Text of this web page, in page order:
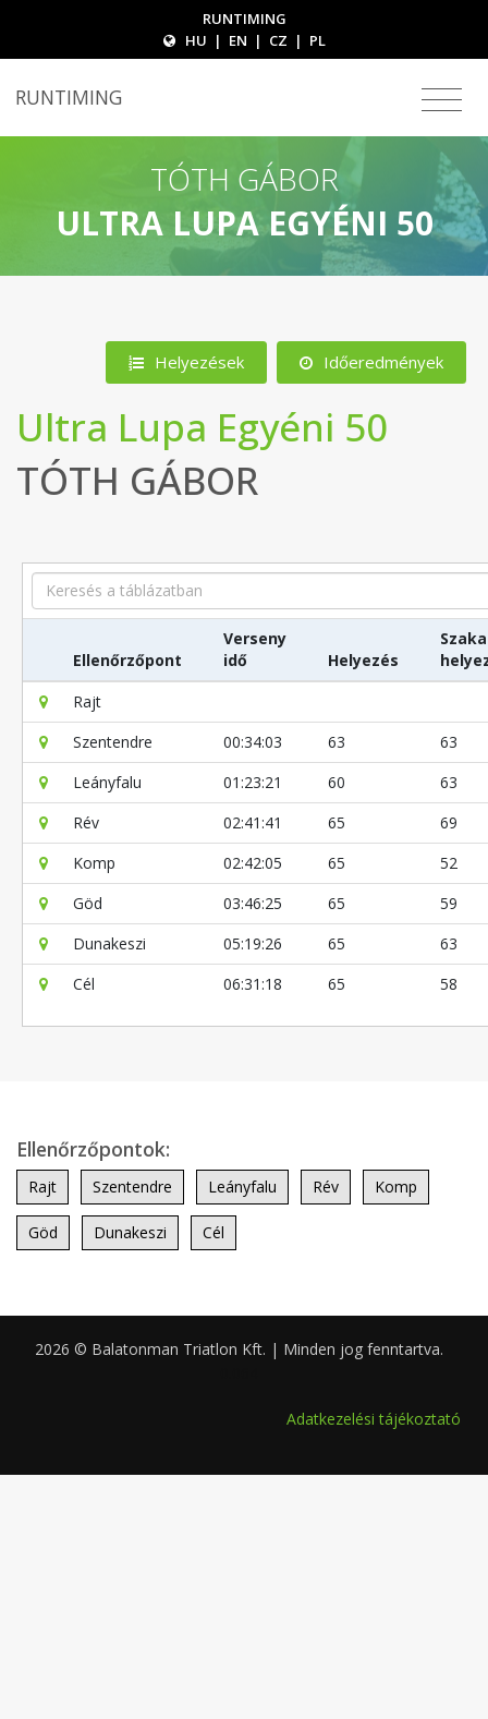
RUNTIMING
HU | EN | CZ | PL
RUNTIMING
TÓTH GÁBOR
ULTRA LUPA EGYÉNI 50
Helyezések Időeredmények
Ultra Lupa Egyéni 50
TÓTH GÁBOR
Search
Ellenőrzőpont
Verseny
idő
Helyezés
Rajt
Szentendre
00:34:03 63
63
Leányfalu
01:23:21 60
63
Rév
02:41:41 65
69
Komp
02:42:05 65
52
Göd
03:46:25 65
59
Dunakeszi
05:19:26 65
63
Cél
06:31:18 65 58
Ellenőrzőpontok:
Rajt Szentendre Leányfalu Rév Komp
Göd Dunakeszi Cél
2026 © Balatonman Triatlon Kft. | Minden jog fenntartva.
Adatkezelési tájékoztató